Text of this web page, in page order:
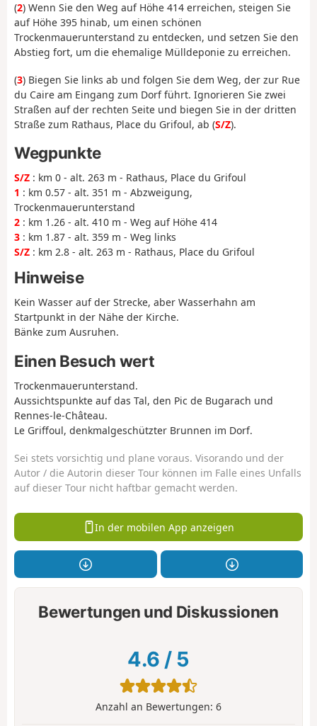
(2) Wenn Sie den Weg auf Höhe 414 erreichen, steigen Sie
auf Höhe 395 hinab, um einen schönen
Trockenmauerunterstand zu entdecken, und setzen Sie den
Abstieg fort, um die ehemalige Mülldeponie zu erreichen.
(3) Biegen Sie links ab und folgen Sie dem Weg, der zur Rue
du Caire am Eingang zum Dorf führt. Ignorieren Sie zwei
Straßen auf der rechten Seite und biegen Sie in der dritten
Straße zum Rathaus, Place du Grifoul, ab (S/Z).
Wegpunkte
S/Z : km 0 - alt. 263 m - Rathaus, Place du Grifoul
1 : km 0.57 - alt. 351 m - Abzweigung,
Trockenmauerunterstand
2 : km 1.26 - alt. 410 m - Weg auf Höhe 414
3 : km 1.87 - alt. 359 m - Weg links
S/Z : km 2.8 - alt. 263 m - Rathaus, Place du Grifoul
Hinweise
Kein Wasser auf der Strecke, aber Wasserhahn am
Startpunkt in der Nähe der Kirche.
Bänke zum Ausruhen.
Einen Besuch wert
Trockenmauerunterstand.
Aussichtspunkte auf das Tal, den Pic de Bugarach und
Rennes-le-Château.
Le Griffoul, denkmalgeschützter Brunnen im Dorf.
Sei stets vorsichtig und plane voraus. Visorando und der
Autor / die Autorin dieser Tour können im Falle eines Unfalls
auf dieser Tour nicht haftbar gemacht werden.
In der mobilen App anzeigen
Bewertungen und Diskussionen
4.6 / 5
Anzahl an Bewertungen: 6